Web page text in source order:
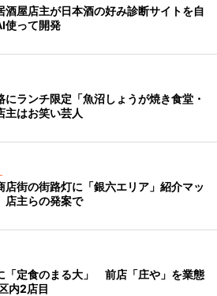
酒屋店主が日本酒の好み診断サイトを自
って開発
にランチ限定「魚沼しょうが焼き食堂・
はお笑い芸人
店街の街路灯に「銀六エリア」紹介マッ
主らの発案で
「定食のまる大」 前店「庄や」を業態
内2店目